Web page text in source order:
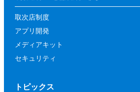
取次店制度
アプリ開発
メディアキット
セキュリティ
トピックス